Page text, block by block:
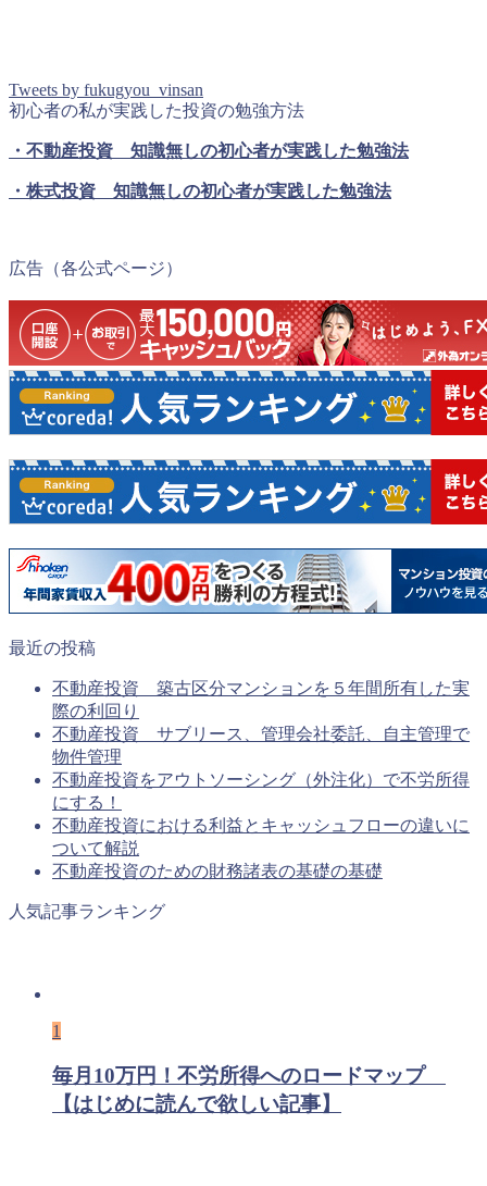
Tweets by fukugyou_vinsan
初心者の私が実践した投資の勉強方法
・不動産投資 知識無しの初心者が実践した勉強法
・株式投資 知識無しの初心者が実践した勉強法
広告（各公式ページ）
最近の投稿
不動産投資 築古区分マンションを５年間所有した実
際の利回り
不動産投資 サブリース、管理会社委託、自主管理で
物件管理
不動産投資をアウトソーシング（外注化）で不労所得
にする！
不動産投資における利益とキャッシュフローの違いに
ついて解説
不動産投資のための財務諸表の基礎の基礎
人気記事ランキング
1
毎月10万円！不労所得へのロードマップ
【はじめに読んで欲しい記事】